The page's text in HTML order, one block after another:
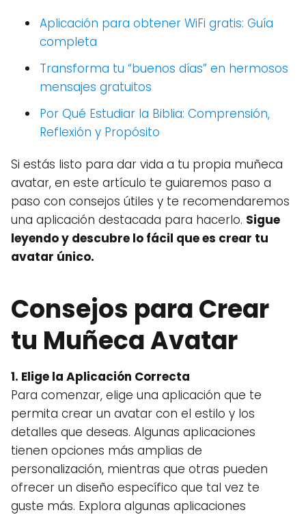
Aplicación para obtener WiFi gratis: Guía
completa
Transforma tu “buenos días” en hermosos
mensajes gratuitos
Por Qué Estudiar la Biblia: Comprensión,
Reflexión y Propósito
Si estás listo para dar vida a tu propia muñeca
avatar, en este artículo te guiaremos paso a
paso con consejos útiles y te recomendaremos
una aplicación destacada para hacerlo. Sigue
leyendo y descubre lo fácil que es crear tu
avatar único.
Consejos para Crear
tu Muñeca Avatar
1. Elige la Aplicación Correcta
Para comenzar, elige una aplicación que te
permita crear un avatar con el estilo y los
detalles que deseas. Algunas aplicaciones
tienen opciones más amplias de
personalización, mientras que otras pueden
ofrecer un diseño específico que tal vez te
guste más. Explora algunas aplicaciones